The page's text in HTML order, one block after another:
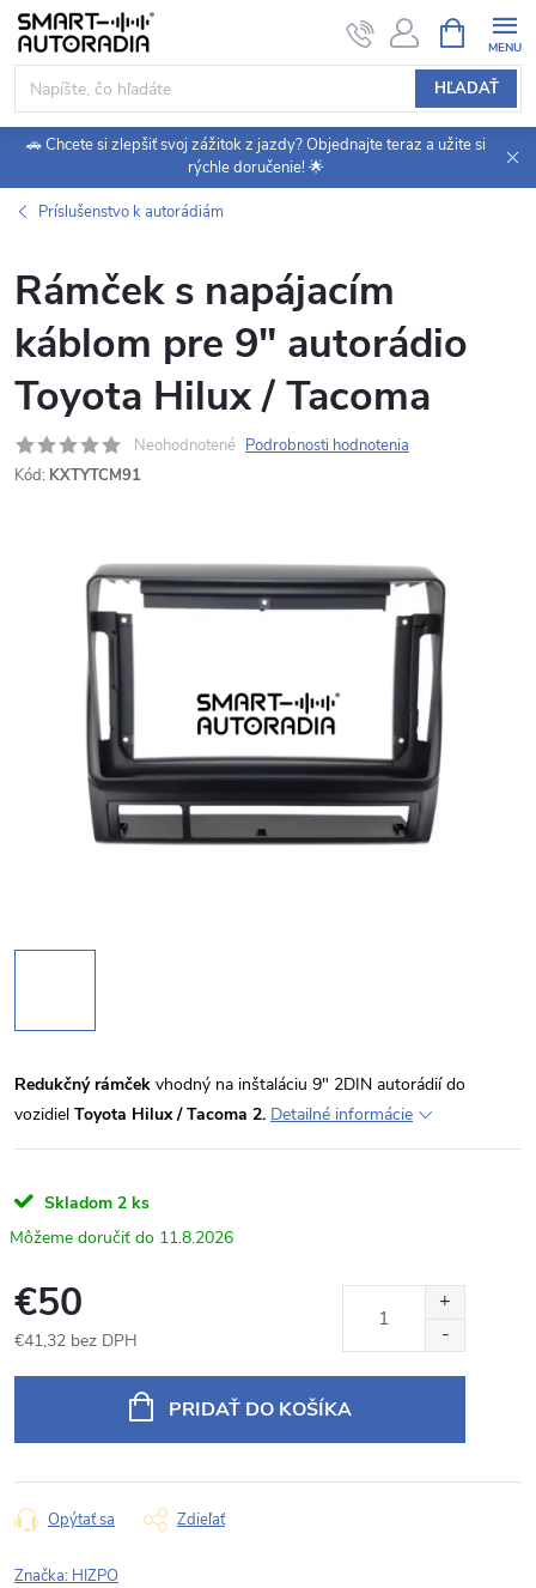
Prejsť
obsah
HĽADAŤ
KOŠÍK
🚗 Chcete si zlepšiť svoj zážitok z jazdy? Objednajte teraz a užite si
rýchle doručenie! 🌟
Príslušenstvo k autorádiám
Rámček s napájacím
káblom pre 9" autorádio
Toyota Hilux / Tacoma
Neohodnotené Podrobnosti hodnotenia
Kód: KXTYTCM91
Redukčný rámček vhodný na inštaláciu 9" 2DIN autorádií do
vozidiel Toyota Hilux / Tacoma 2. Detailné informácie
Skladom 2 ks
11.8.2026
€50
€41,32 bez DPH
PRIDAŤ DO KOŠÍKA
Opýtať sa Zdieľať
Značka: HIZPO